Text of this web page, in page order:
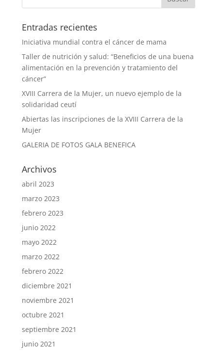
Entradas recientes
Iniciativa mundial contra el cáncer de mama
Taller de nutrición y salud: “Beneficios de una buena
alimentación en la prevención y tratamiento del
cáncer”
XVIII Carrera de la Mujer, un nuevo ejemplo de la
solidaridad ceutí
Abiertas las inscripciones de la XVIII Carrera de la
Mujer
GALERIA DE FOTOS GALA BENEFICA
Archivos
abril 2023
marzo 2023
febrero 2023
junio 2022
mayo 2022
marzo 2022
febrero 2022
diciembre 2021
noviembre 2021
octubre 2021
septiembre 2021
junio 2021